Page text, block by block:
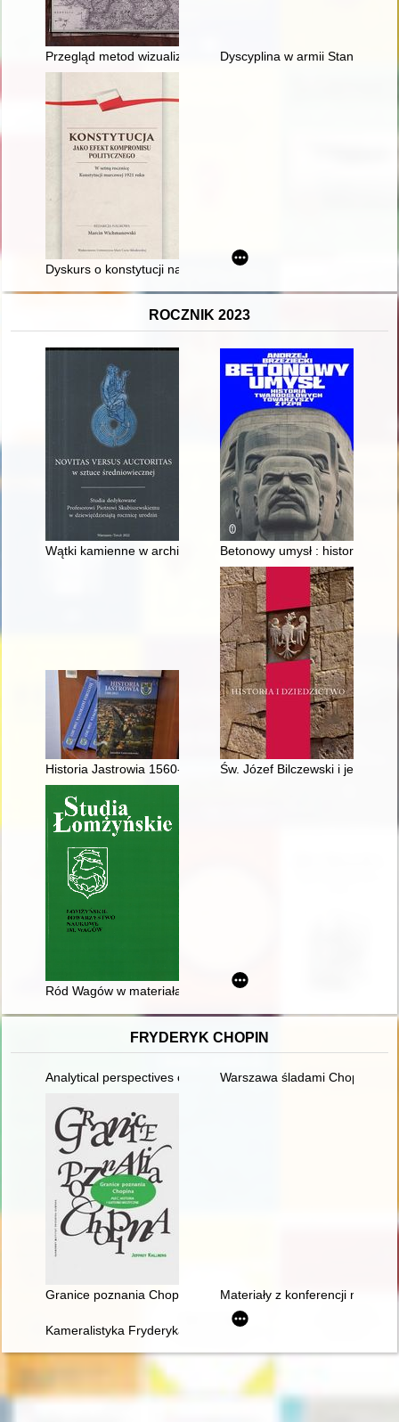
Przegląd metod wizualizacji wiarygodności dawnych map pod
Dyscyplina w armii Stanów
Dyskurs o konstytucji na łamach "Przeglądu Narodowego" (V
ROCZNIK 2023
Wątki kamienne w architekturze Krakowa XIII-XV wieku :
Betonowy umysł : historia
Historia Jastrowia 1560-2023 Św. Józef Bilczewski i jego
Ród Wagów w materiałach źródłowych
FRYDERYK CHOPIN
Analytical perspectives on the music of Chopin
Warszawa śladami Chopina.
Granice poznania Chopina. Płeć, historia i gatunek muzyczny
Materiały z konferencji
Kameralistyka Fryderyka Chopina. Margines czy integralna